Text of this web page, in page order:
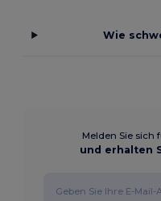
Wie
Melden Sie sich
und erhalten